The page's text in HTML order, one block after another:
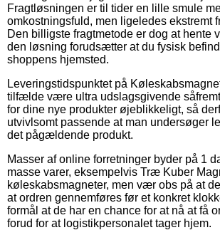
Fragtløsningen er til tider en lille smule
omkostningsfuld, men ligeledes ekstremt
Den billigste fragtmetode er dog at hente
den løsning forudsætter at du fysisk
shoppens hjemsted.
Leveringstidspunktet på
tilfælde være ultra udslagsgivende
for dine nye produkter øjeblikkeligt, så
utvivlsomt passende at man undersøger
det pågældende produkt.
Masser af online forretninger byder på 1
masse varer, eksempelvis Træ Kuber
køleskabsmagneter, men vær obs på at
at ordren gennemføres før et konkret
formål at de har en chance for at nå at få
forud for at logistikpersonalet tager hjem.